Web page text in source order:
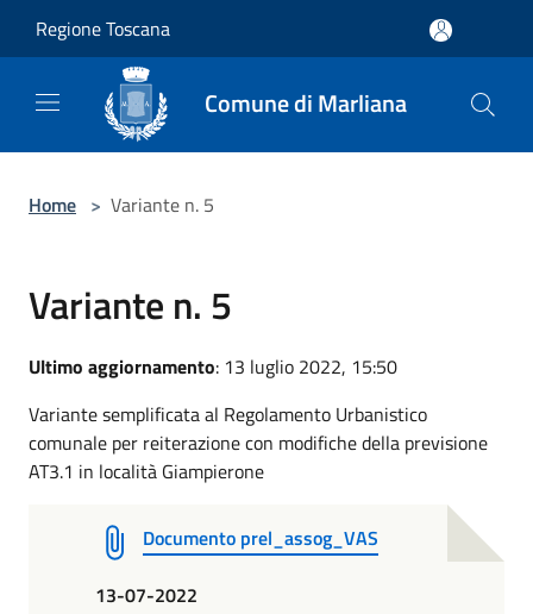
Regione Toscana
Comune di Marliana
Home > Variante n. 5
Variante n. 5
Ultimo aggiornamento: 13 luglio 2022, 15:50
Variante semplificata al Regolamento Urbanistico
comunale per reiterazione con modifiche della previsione
AT3.1 in località Giampierone
Documento prel_assog_VAS
13-07-2022